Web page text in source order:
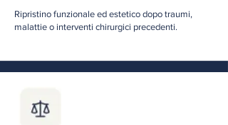
Ripristino funzionale ed estetico dopo traumi,
malattie o interventi chirurgici precedenti.